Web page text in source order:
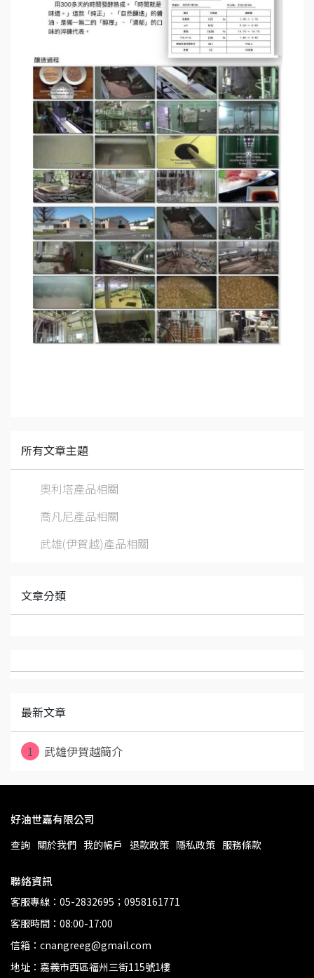
所有文章主題
奧利塔產品相關
喬凡尼產品相關
武雄(伊賀越)產品相關
文章分類
最新文章
1 武雄伊賀越簡介
好油世嘉有限公司
查詢 關於我們 我的帳戶 退款政策 隱私政策 服務條款
聯絡資訊
客服專線：05-2832695；0958161771
客服時間：08:00-17:00
信箱：cnangreeg@gmail.com
地址：嘉義市西區福州三街115號1樓